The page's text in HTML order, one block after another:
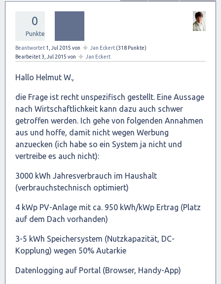
0
Punkte
Beantwortet 1, Jul 2015 von ✦ Jan Eckert (318 Punkte)
Bearbeitet 3, Jul 2015 von ✦ Jan Eckert
Hallo Helmut W.,
die Frage ist recht unspezifisch gestellt. Eine Aussage
nach Wirtschaftlichkeit kann dazu auch schwer
getroffen werden. Ich gehe von folgenden Annahmen
aus und hoffe, damit nicht wegen Werbung
anzuecken (ich habe so ein System ja nicht und
vertreibe es auch nicht):
3000 kWh Jahresverbrauch im Haushalt
(verbrauchstechnisch optimiert)
4 kWp PV-Anlage mit ca. 950 kWh/kWp Ertrag (Platz
auf dem Dach vorhanden)
3-5 kWh Speichersystem (Nutzkapazität, DC-
Kopplung) wegen 50% Autarkie
Datenlogging auf Portal (Browser, Handy-App)